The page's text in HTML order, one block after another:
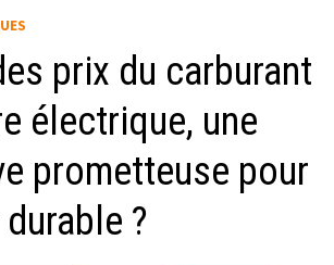
prix du carburant
électrique, une
prometteuse pour
?